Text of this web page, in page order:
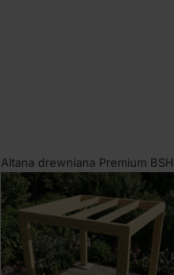
Altana drewniana Premium BSH
400x300cm
SKU:80308MP
Od 14460,00
WYBIERZ OPCJE